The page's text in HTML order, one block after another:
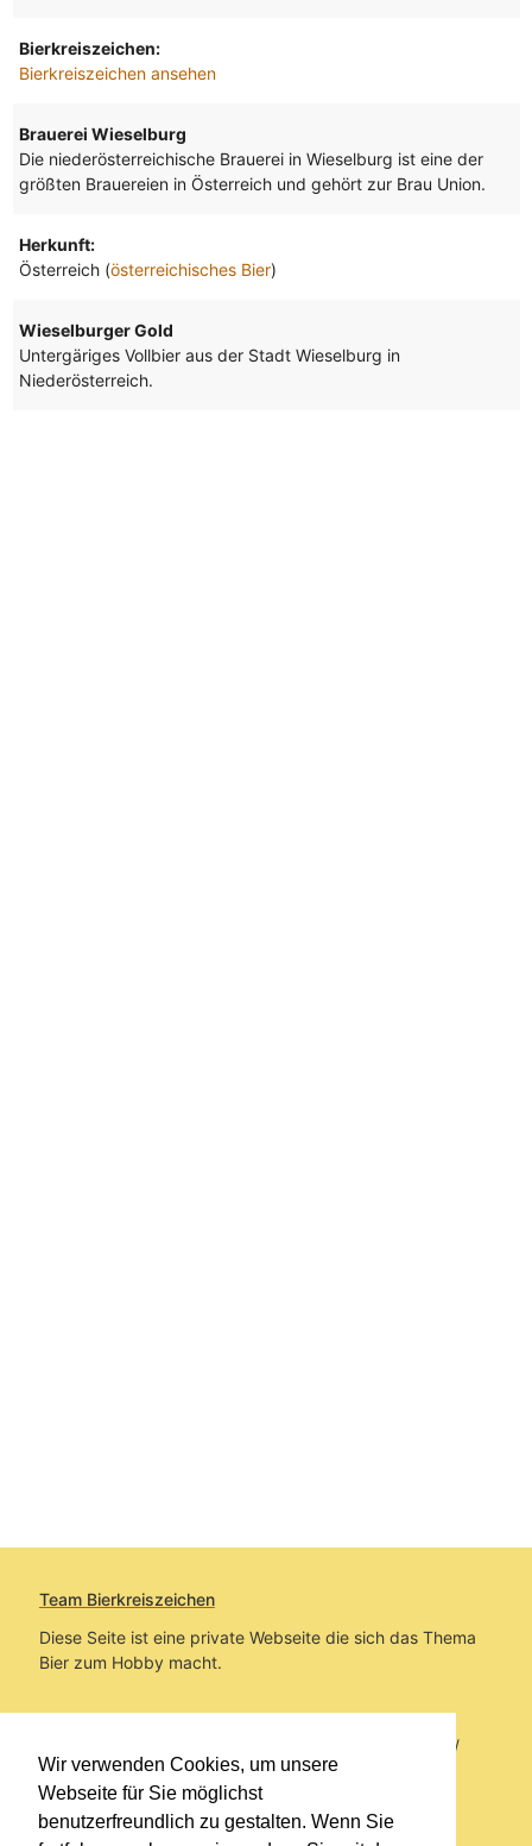
Wir verwenden Cookies, um unsere
Webseite für Sie möglichst
benutzerfreundlich zu gestalten. Wenn Sie
Bierkreiszeichen:
Bierkreiszeichen ansehen
Brauerei Wieselburg
Die niederösterreichische Brauerei in Wieselburg ist eine der
größten Brauereien in Österreich und gehört zur Brau Union.
Herkunft:
Österreich (österreichisches Bier)
Wieselburger Gold
Untergäriges Vollbier aus der Stadt Wieselburg in
Niederösterreich.
Team Bierkreiszeichen
Diese Seite ist eine private Webseite die sich das Thema
Bier zum Hobby macht.
Sie befinden sich auf https://www.bierkreiszeichen.at/
im Pfad:Bierkreiszeichen/Gesammelte Biere
Erstellt: 2026-08-09